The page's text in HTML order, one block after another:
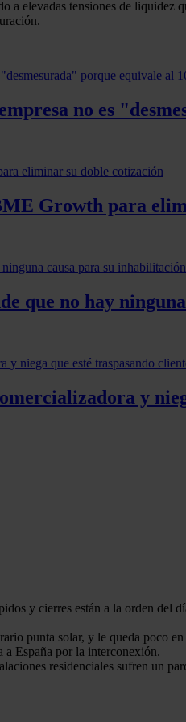
a elevadas tensiones de liquidez
no es
Growth para
que no hay
y
y cierres están a la orden
punta solar, y le queda poco
a España por la interconexión.
residenciales sufren un